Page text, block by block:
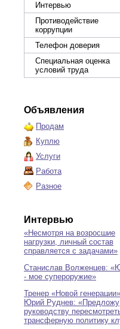
Интервью
Противодействие
коррупции
Телефон доверия
Специальная оценка
условий труда
Объявления
Продам
Куплю
Услуги
Работа
Разное
Интервью
«Несмотря на возросшие
нагрузки, личный состав
справляется с задачами»
Станислав Волженцев:
- мое супероружие»
Тренер «Новой генерации»
Юрий Руднев: «Предложу
руководству
трансферную политику